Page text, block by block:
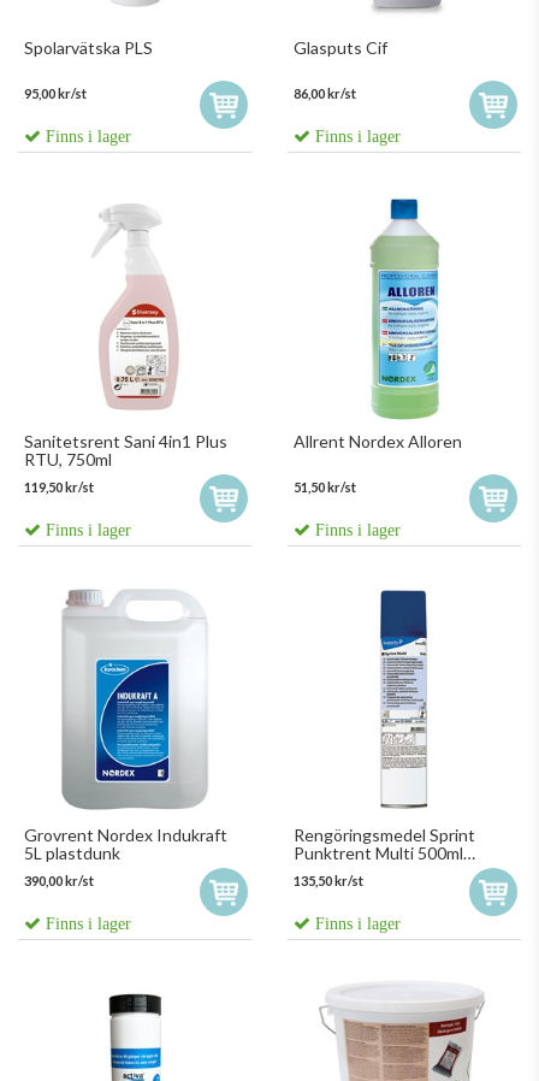
Spolarvätska PLS
95,00 kr/st
Finns i lager
Glasputs Cif
86,00 kr/st
Finns i lager
Sanitetsrent Sani 4in1 Plus
RTU, 750ml
119,50 kr/st
Finns i lager
Allrent Nordex Alloren
51,50 kr/st
Finns i lager
Grovrent Nordex Indukraft
5L plastdunk
390,00 kr/st
Finns i lager
Rengöringsmedel Sprint
Punktrent Multi 500ml
Metallbehållar 101106371
135,50 kr/st
Finns i lager